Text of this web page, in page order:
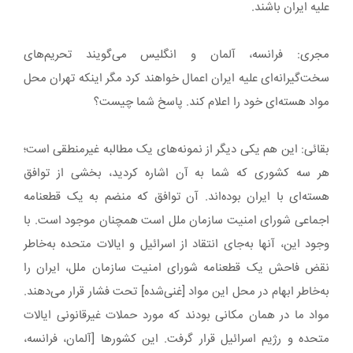
علیه ایران باشند.
مجری: فرانسه، آلمان و انگلیس می‌گویند تحریم‌های
سخت‌گیرانه‌ای علیه ایران اعمال خواهند کرد مگر اینکه تهران محل
مواد هسته‌ای خود را اعلام کند. پاسخ شما چیست؟
بقائی: این هم یکی دیگر از نمونه‌های یک مطالبه غیرمنطقی است؛
هر سه کشوری که شما به آن‌ اشاره کردید، بخشی از توافق
هسته‌ای با ایران بوده‌اند. آن توافق که منضم به یک قطعنامه
اجماعی شورای امنیت سازمان ملل است همچنان موجود است. با
وجود این، آنها به‌جای انتقاد از اسرائیل و ایالات متحده به‌خاطر
نقض فاحش یک قطعنامه‌ شورای امنیت سازمان ملل، ایران را
به‌خاطر ابهام در محل این مواد [غنی‌شده] تحت فشار قرار می‌دهند.
مواد ما در همان مکانی بودند که مورد حملات غیرقانونی ایالات
متحده و رژیم اسرائیل قرار گرفت. این کشورها [آلمان، فرانسه،